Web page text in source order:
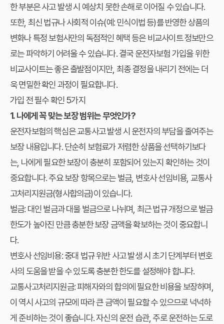
한 부분은 사고 발생 시 예상치 못한 손해로 이어질 수 있습니다.
또한, 최신 법규나 사회적 이슈(예: 민식이법 등)를 반영한 상품의
변화나 특정 보험사만의 독점적인 혜택 등은 비교사이트 정보만으
로는 파악하기 어려울 수 있습니다. 결국 운전자보험 가입을 위한
비교사이트는 좋은 출발점이지만, 최종 결정을 내리기 전에는 더
욱 면밀한 확인 과정이 필요합니다.
가입 전 필수 확인 5가지
1. 나에게 꼭 맞는 보장 범위는 무엇인가?
운전자보험의 핵심은 교통사고 발생 시 운전자의 부담을 줄여주는
보장 내용입니다. 단순히 보험료가 저렴한 상품을 선택하기보다
는, 나에게 필요한 보장이 충분히 포함되어 있는지 확인하는 것이
중요합니다. 주요 보장 항목으로는 벌금, 변호사 선임비용, 교통사
고처리지원금(형사합의금)이 있습니다.
벌금: 대인 벌금과 대물 벌금으로 나뉘며, 최근 법규 개정으로 벌금
한도가 높아진 만큼 충분한 보장 금액을 확보하는 것이 중요합니
다.
변호사 선임비용: 중대 법규 위반 사고 발생 시 초기 단계부터 변호
사의 도움을 받을 수 있도록 충분한 한도를 설정해야 합니다.
교통사고처리지원금: 피해자와의 합의에 필요한 비용을 보장하며,
이 역시 사고의 규모에 따라 큰 금액이 필요할 수 있으므로 넉넉하
게 준비하는 것이 좋습니다. 자신의 운전 습관, 주로 운전하는 도로